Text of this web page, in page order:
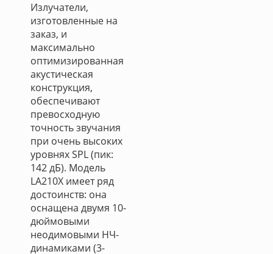
Излучатели,
изготовленные на
заказ, и
максимально
оптимизированная
акустическая
конструкция,
обеспечивают
превосходную
точность звучания
при очень высоких
уровнях SPL (пик:
142 дБ). Модель
LA210X имеет ряд
достоинств: она
оснащена двумя 10-
дюймовыми
неодимовыми НЧ-
динамиками (3-